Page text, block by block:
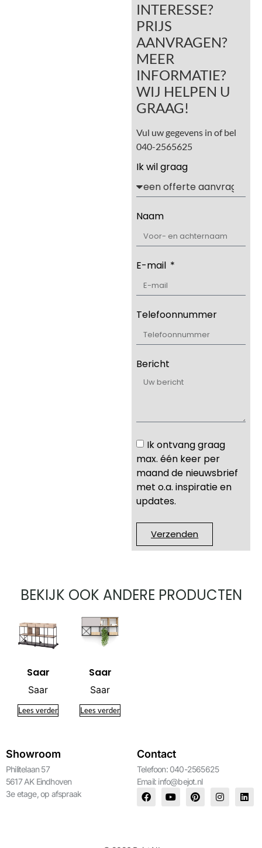
INTERESSE?
PRIJS
AANVRAGEN?
MEER
INFORMATIE?
WIJ HELPEN U
GRAAG!
Vul uw gegevens in of bel
040-2565625
Ik wil graag
Naam
E-mail
Telefoonnummer
Bericht
Ik ontvang graag
max. één keer per
maand de nieuwsbrief
met o.a. inspiratie en
updates.
Verzenden
BEKIJK OOK ANDERE PRODUCTEN
Saar
Saar
Lees verder
Saar
Saar
Lees verder
Showroom
Philitelaan 57
5617 AK Eindhoven
3e etage, op afspraak
Contact
Telefoon: 040-2565625
Email: info@bejot.nl